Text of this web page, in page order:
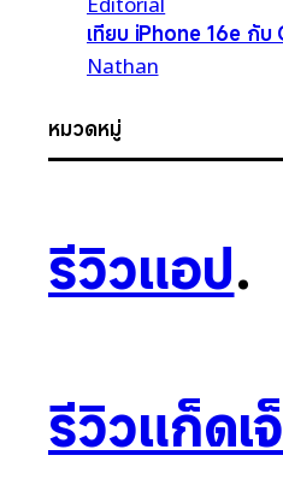
เทียบ iPhone 16e กับ
Nathan
หมวดหมู่
รีวิวแอป.
รีวิวแก็ดเ